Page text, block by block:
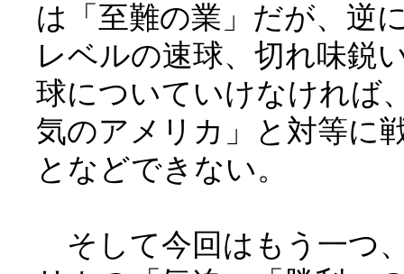
は「至難の業」だが、逆
レベルの速球、切れ味鋭
球についていけなければ
気のアメリカ」と対等に
となどできない。
そして今回はもう一つ